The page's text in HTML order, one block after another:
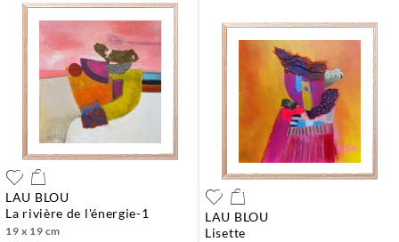
LAU BLOU
la rivière de l'énergie-1
19 x 19 cm
LAU BLOU
lisette